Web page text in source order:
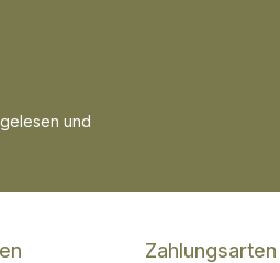
gelesen und
Zahlungsarten